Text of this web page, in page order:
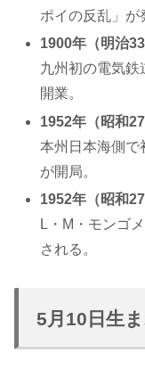
ポイの反乱」が
1900年（明治33
九州初の電気鉄
開業。
1952年（昭和27
本州日本海側で
が開局。
1952年（昭和27
L・M・モンゴ
される。
5月10日生